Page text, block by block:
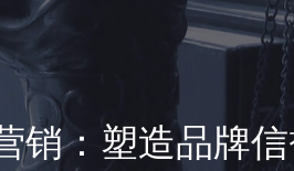
销：塑造品牌